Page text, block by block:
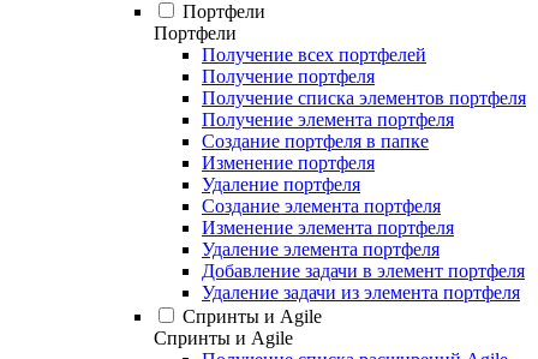
Портфели
Портфели
Получение всех портфелей
Получение портфеля
Получение списка элементов портфеля
Получение элемента портфеля
Создание портфеля в папке
Изменение портфеля
Удаление портфеля
Создание элемента портфеля
Изменение элемента портфеля
Удаление элемента портфеля
Добавление задачи в элемент портфеля
Удаление задачи из элемента портфеля
Спринты и Agile
Спринты и Agile